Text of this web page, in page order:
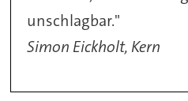
unschlagbar."
Simon Eickholt, Kern